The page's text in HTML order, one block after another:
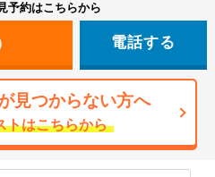
予約はこちらから
電話する
見つからない方へ
トはこちらから